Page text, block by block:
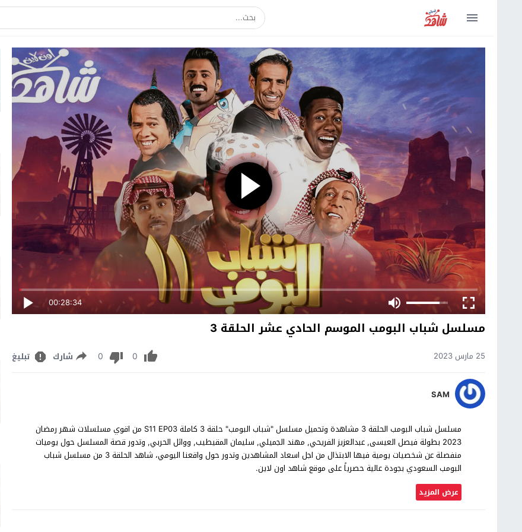
00:28:34
مسلسل شباب البومب الموسم الحادي عشر الحلقة 3
25 مارس 2023 0
0 شارك تبليغ
SAM
مسلسل شباب البومب الحلقة 3 مشاهدة وتحميل مسلسل "شباب البومب" حلقة 3 كاملة S11 EP03 من اقوي مسلسلات شهر رمضان
2023 بطولة فيصل العيسى, عبدالعزيز الفريحي, مهند الجميلي, سليمان المقيطيب, ووائل الحربي, وتدور قصة المسلسل حول يوميات
منفصلة عن شخصيات يومية فيها الابتذال من اجل اسعاد المشاهدين وتدور حول واقعنا اليومي، شاهد الحلقة 3 من مسلسل شباب
البومب السعودي بجودة عالية حصرياً على موقع شاهد اون لاين.
عرض المزيد